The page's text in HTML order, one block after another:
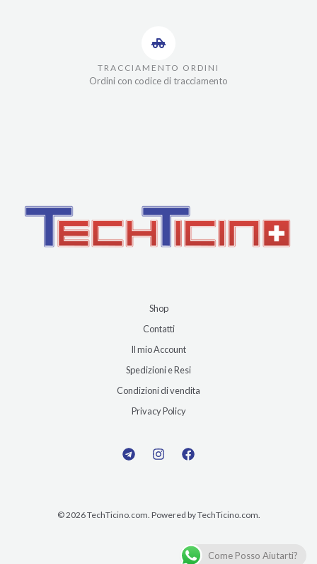
TRACCIAMENTO ORDINI
Ordini con codice di tracciamento
Shop
Contatti
Il mio Account
Spedizioni e Resi
Condizioni di vendita
Privacy Policy
© 2026 TechTicino.com. Powered by TechTicino.com.
Come Posso Aiutarti?